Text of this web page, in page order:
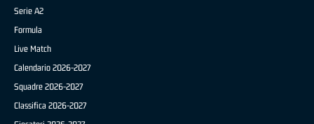
Serie A2
Formula
Live Match
Calendario 2026-2027
Squadre 2026-2027
Classifica 2026-2027